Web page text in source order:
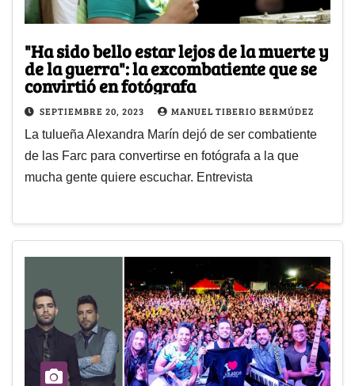
"Ha sido bello estar lejos de la muerte y
de la guerra": la excombatiente que se
convirtió en fotógrafa
SEPTIEMBRE 20, 2023 MANUEL TIBERIO BERMÚDEZ
La tulueña Alexandra Marín dejó de ser combatiente
de las Farc para convertirse en fotógrafa a la que
mucha gente quiere escuchar. Entrevista